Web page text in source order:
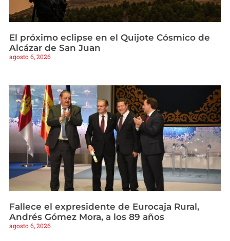
El próximo eclipse en el Quijote Cósmico de
Alcázar de San Juan
agosto 6, 2026
Fallece el expresidente de Eurocaja Rural,
Andrés Gómez Mora, a los 89 años
agosto 6, 2026